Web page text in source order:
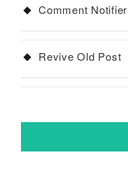
Comment Notifier
Revive Old Post